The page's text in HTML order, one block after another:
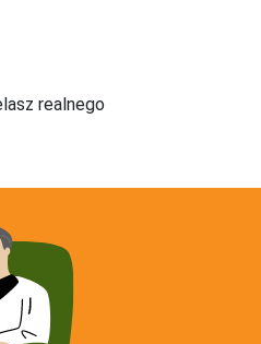
realnego